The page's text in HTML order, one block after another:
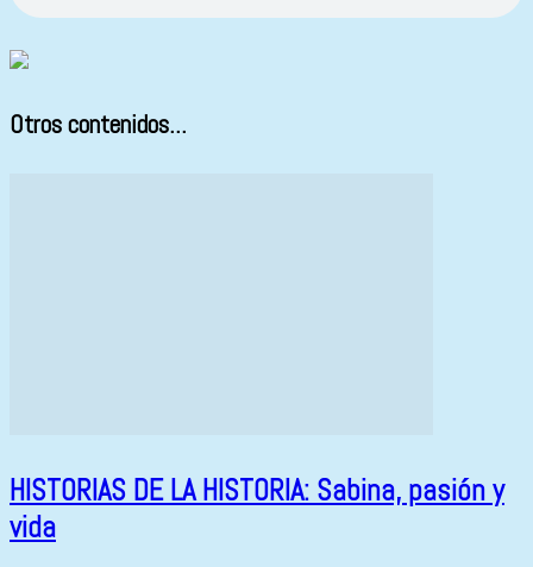
Otros contenidos...
HISTORIAS DE LA HISTORIA: Sabina, pasión y
vida